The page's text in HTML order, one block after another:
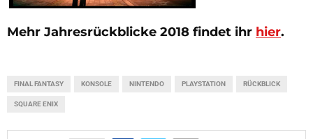
Mehr Jahresrückblicke 2018 findet ihr hier.
FINAL FANTASY KONSOLE NINTENDO PLAYSTATION RÜCKBLICK
SQUARE ENIX